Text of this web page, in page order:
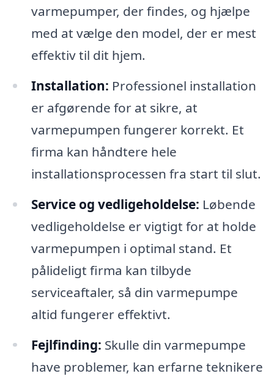
varmepumper, der findes, og hjælpe
med at vælge den model, der er mest
effektiv til dit hjem.
Installation: Professionel installation
er afgørende for at sikre, at
varmepumpen fungerer korrekt. Et
firma kan håndtere hele
installationsprocessen fra start til slut.
Service og vedligeholdelse: Løbende
vedligeholdelse er vigtigt for at holde
varmepumpen i optimal stand. Et
pålideligt firma kan tilbyde
serviceaftaler, så din varmepumpe
altid fungerer effektivt.
Fejlfinding: Skulle din varmepumpe
have problemer, kan erfarne teknikere